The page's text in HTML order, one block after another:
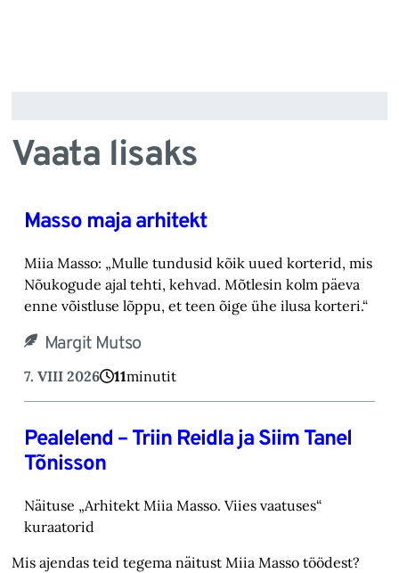
Vaata lisaks
Masso maja arhitekt
Miia Masso: „Mulle tundusid kõik uued korterid, mis
Nõukogude ajal tehti, kehvad. Mõtlesin kolm päeva
enne võistluse lõppu, et teen õige ühe ilusa korteri.“
Margit Mutso
7. VIII 2026 11minutit
Pealelend – Triin Reidla ja Siim Tanel
Tõnisson
Näituse „Arhitekt Miia Masso. Viies vaatuses“
kuraatorid
Mis ajendas teid tegema näitust Miia Masso töödest?